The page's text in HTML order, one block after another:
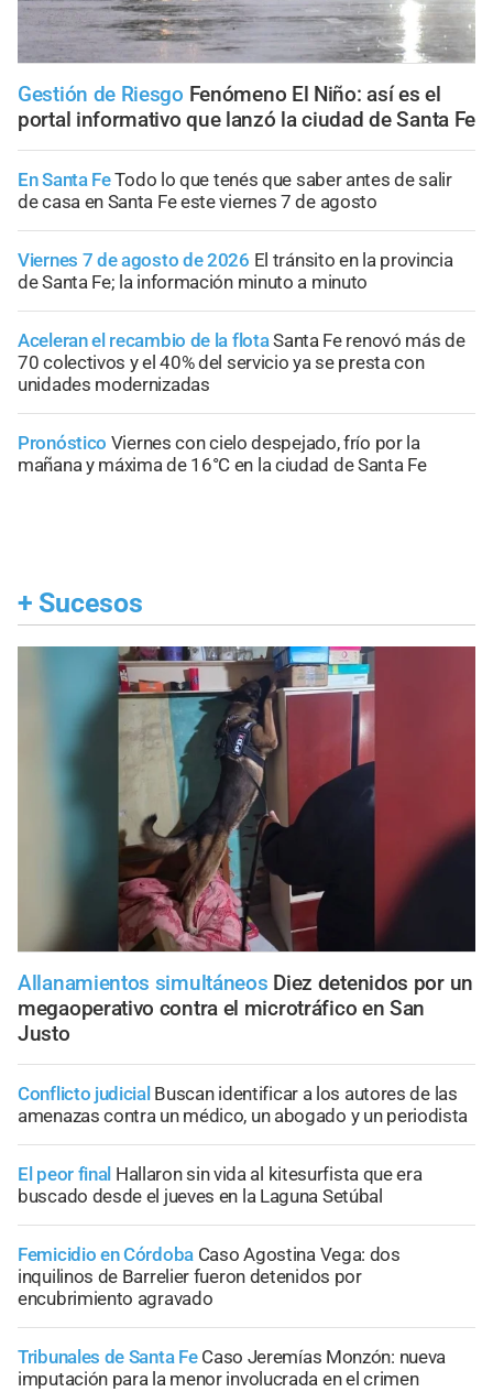
Gestión de Riesgo Fenómeno El Niño: así es el
portal informativo que lanzó la ciudad de Santa Fe
En Santa FeTodo lo que tenés que saber antes de salir
de casa en Santa Fe este viernes 7 de agosto
Viernes 7 de agosto de 2026 El tránsito en la provincia
de Santa Fe; la información minuto a minuto
Aceleran el recambio de la flotaSanta Fe renovó más de
70 colectivos y el 40% del servicio ya se presta con
unidades modernizadas
Pronóstico Viernes con cielo despejado, frío por la
mañana y máxima de 16°C en la ciudad de Santa Fe
+ Sucesos
Allanamientos simultáneos Diez detenidos por un
megaoperativo contra el microtráfico en San
Justo
Conflicto judicial Buscan identificar a los autores de las
amenazas contra un médico, un abogado y un periodista
El peor final Hallaron sin vida al kitesurfista que era
buscado desde el jueves en la Laguna Setúbal
Femicidio en Córdoba Caso Agostina Vega: dos
inquilinos de Barrelier fueron detenidos por
encubrimiento agravado
Tribunales de Santa Fe Caso Jeremías Monzón: nueva
imputación para la menor involucrada en el crimen